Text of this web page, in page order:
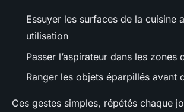
Essuyer les surfaces de la cuisine
utilisation
Passer l’aspirateur dans les zones
Ranger les objets éparpillés avant
Ces gestes simples, répétés chaque